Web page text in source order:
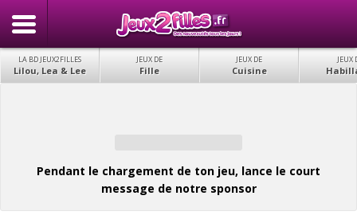
LA BD JEUX2FILLES
Lilou, Lea & Lee
JEUX DE
Fille
JEUX DE
Cuisine
JEUX
Pendant le chargement de ton jeu, lance le court
message de notre sponsor